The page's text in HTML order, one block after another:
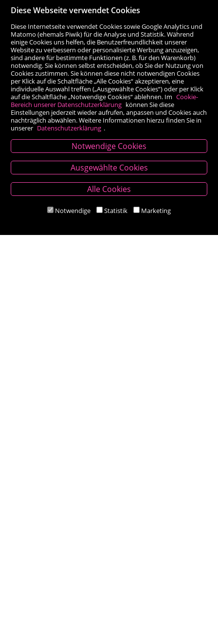
Kontakt
Besold Buch-Papier
Hauptplatz 14, 9300 St. Veit an der Glan
M:bestellung@besold.at
Diese Webseite verwendet Cookies
Diese Internetseite verwendet Cookies sowie Google Analytics und
Matomo (ehemals Piwik) für die Analyse und Statistik. Während
einige Cookies uns helfen, die Benutzerfreundlichkeit unserer
Website zu verbessern oder personalisierte Werbung anzuzeigen,
sind andere für bestimmte Funktionen (z. B. für den Warenkorb)
notwendig. Sie können selbst entscheiden, ob Sie der Nutzung von
Cookies zustimmen. Sie können diese nicht notwendigen Cookies
per Klick auf die Schaltfläche „Alle Cookies“ akzeptieren, eine
individuelle Auswahl treffen („Ausgewählte Cookies“) oder per Klick
auf die Schaltfläche „Notwendige Cookies“ ablehnen. Im Cookie-
Bereich unserer Datenschutzerklärung können Sie diese
Einstellungen jederzeit wieder aufrufen, anpassen und Cookies auch
nachträglich abwählen. Weitere Informationen hierzu finden Sie in
unserer Datenschutzerklärung .
Notwendige Cookies
Ausgewählte Cookies
Alle Cookies
Notwendige Statistik Marketing